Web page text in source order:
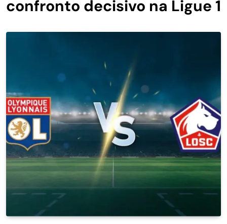
confronto decisivo na Ligue 1